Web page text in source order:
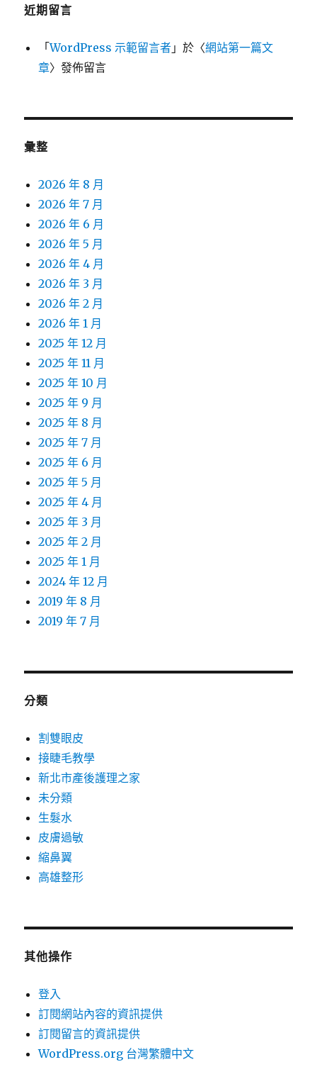
近期留言
「WordPress 示範留言者 」於〈網站第一篇文
章〉發佈留言
彙整
2026 年 8 月
2026 年 7 月
2026 年 6 月
2026 年 5 月
2026 年 4 月
2026 年 3 月
2026 年 2 月
2026 年 1 月
2025 年 12 月
2025 年 11 月
2025 年 10 月
2025 年 9 月
2025 年 8 月
2025 年 7 月
2025 年 6 月
2025 年 5 月
2025 年 4 月
2025 年 3 月
2025 年 2 月
2025 年 1 月
2024 年 12 月
2019 年 8 月
2019 年 7 月
分類
割雙眼皮
接睫毛教學
新北市產後護理之家
未分類
生髮水
皮膚過敏
縮鼻翼
高雄整形
其他操作
登入
訂閱網站內容的資訊提供
訂閱留言的資訊提供
WordPress.org 台灣繁體中文